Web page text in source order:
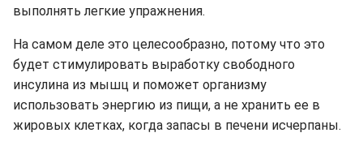
выполнять легкие упражнения.
На самом деле это целесообразно, потому что это
будет стимулировать выработку свободного
инсулина из мышц и поможет организму
использовать энергию из пищи, а не хранить ее в
жировых клетках, когда запасы в печени исчерпаны.